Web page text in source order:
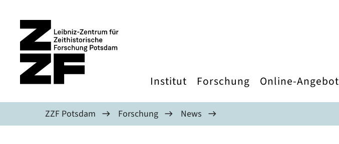
Institut Forschung Online-
ZZF Potsdam Forschung News